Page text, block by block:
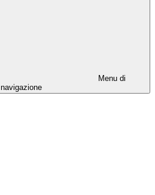
Menu di
navigazione